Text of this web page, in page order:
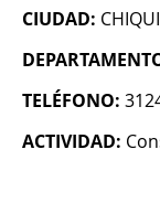
CIUDAD:
TELÉFONO:
ACTIVIDAD: